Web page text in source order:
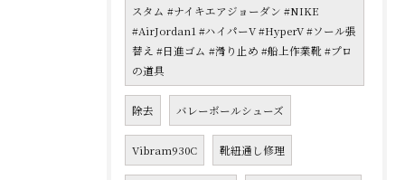
スタム #ナイキエアジョーダン #NIKE
#AirJordan1 #ハイパーV #HyperV #ソール張
替え #日進ゴム #滑り止め #船上作業靴 #プロ
の道具
除去 バレーボールシューズ
Vibram930C 靴紐通し修理